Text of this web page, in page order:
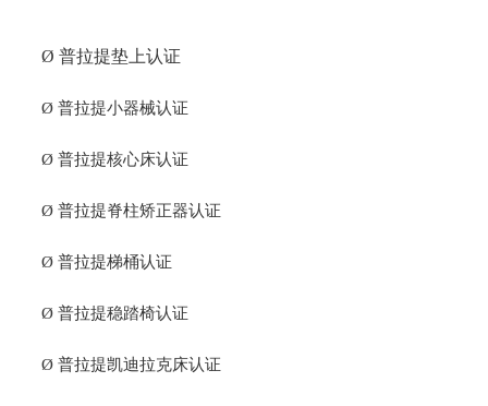
Ø 普拉提垫上认证
Ø 普拉提小器械认证
Ø 普拉提核心床认证
Ø 普拉提脊柱矫正器认证
Ø 普拉提梯桶认证
Ø 普拉提稳踏椅认证
Ø 普拉提凯迪拉克床认证